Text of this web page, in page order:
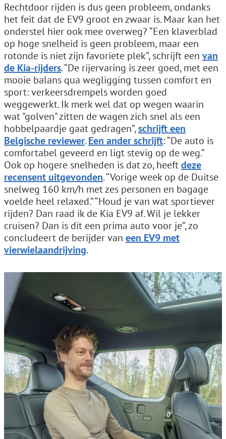
Rechtdoor rijden is dus geen probleem, ondanks
het feit dat de EV9 groot en zwaar is. Maar kan het
onderstel hier ook mee overweg? “Een klaverblad
op hoge snelheid is geen probleem, maar een
rotonde is niet zijn favoriete plek”, schrijft een van
de Kia-rijders. “De rijervaring is zeer goed, met een
mooie balans qua wegligging tussen comfort en
sport: verkeersdrempels worden goed
weggewerkt. Ik merk wel dat op wegen waarin
wat "golven" zitten de wagen zich snel als een
hobbelpaardje gaat gedragen”,schrijft een
Belgische reviewer.Een ander schrijft: “De auto is
comfortabel geveerd en ligt stevig op de weg.”
Ook op hogere snelheden is dat zo, heeftdeze
recensent uitgevonden. “Vorige week op de Duitse
snelweg 160 km/h met zes personen en bagage
voelde heel relaxed.” “Houd je van wat sportiever
rijden? Dan raad ik de Kia EV9 af. Wil je lekker
cruisen? Dan is dit een prima auto voor je”, zo
concludeert de berijder van een EV9 met
vierwielaandrijving.